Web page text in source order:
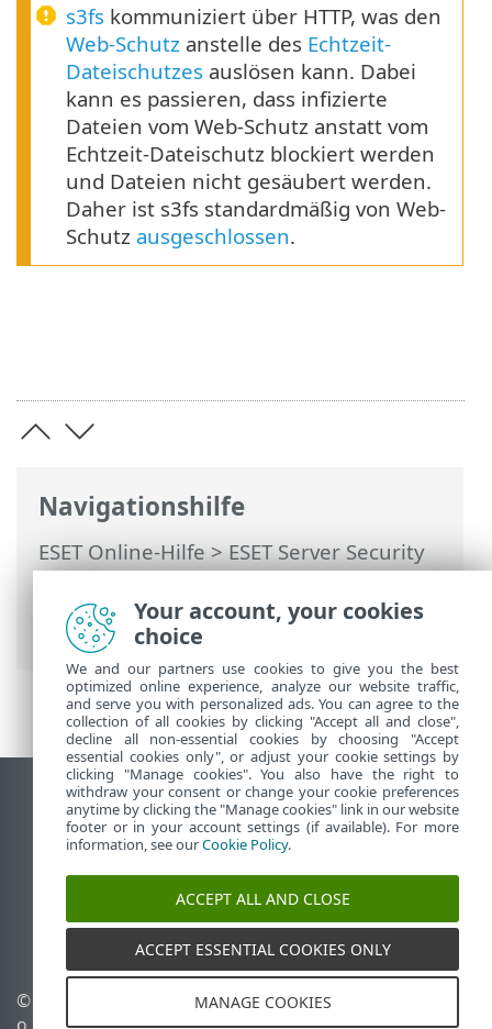
Navigationshilfe
ESET Online-Hilfe>ESET Server Security
for Linux>Einstellungen>
Schutzfunktionen>Web-Schutz>
Ausgeschlossene Anwendungen
s3fs kommuniziert über HTTP, was den
Web-Schutz anstelle des Echtzeit-
Dateischutzes auslösen kann. Dabei
kann es passieren, dass infizierte
Dateien vom Web-Schutz anstatt vom
Echtzeit-Dateischutz blockiert werden
und Dateien nicht gesäubert werden.
Daher ist s3fs standardmäßig von Web-
Schutz ausgeschlossen.
Desktop-Site anzeigen
End of Life
ESET Knowledgebase
ESET-Forum
ESET Status Portal
Regionaler Support
© 1992 - 2026 ESET, spol. s r.
o. - Alle Rechte
Cookies verwalten
Cookie-Richtlinie
Your account, your cookies
choice
We and our partners use cookies to give you the best
optimized online experience, analyze our website traffic,
and serve you with personalized ads. You can agree to the
collection of all cookies by clicking "Accept all and close",
decline all non-essential cookies by choosing "Accept
essential cookies only", or adjust your cookie settings by
clicking "Manage cookies". You also have the right to
withdraw your consent or change your cookie preferences
anytime by clicking the "Manage cookies" link in our website
footer or in your account settings (if available). For more
information, see ourCookie Policy.
ACCEPT ALL AND CLOSE
ACCEPT ESSENTIAL COOKIES ONLY
MANAGE COOKIES